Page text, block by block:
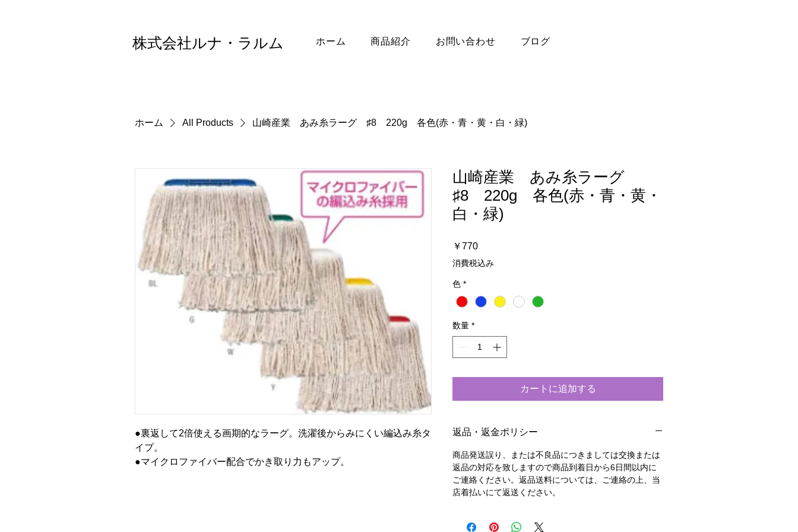
株式会社ルナ・ラルム ホーム 商品紹介 お問い合わせ ブログ
ホーム All Products 山崎産業 あみ糸ラーグ ♯8 220g 各色(赤・青・黄・白・緑)
●裏返して2倍使える画期的なラーグ。洗濯後からみにくい編込み糸タ
イプ。
●マイクロファイバー配合でかき取り力もアップ。
山崎産業 あみ糸ラーグ
♯8 220g 各色(赤・青・黄・
白・緑)
￥770価
格
消費税込み
色 *
数量 *
カートに追加する
返品・返金ポリシー
商品発送誤り、または不良品につきましては交換または
返品の対応を致しますので商品到着日から6日間以内に
ご連絡ください。返品送料については、ご連絡の上、当
店着払いにて返送ください。